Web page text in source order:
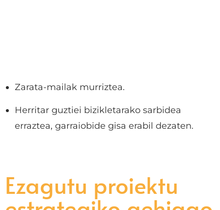
Zarata-mailak murriztea.
Herritar guztiei bizikletarako sarbidea
erraztea, garraiobide gisa erabil dezaten.
Ezagutu proiektu